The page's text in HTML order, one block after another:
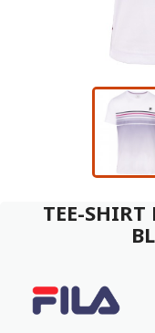
TEE-